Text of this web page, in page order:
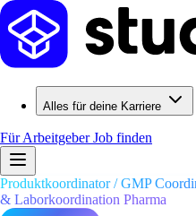
Alles für deine Karriere
Für ArbeitgeberJob finden
Produktkoordinator / GMP
& Laborkoordination Pharma